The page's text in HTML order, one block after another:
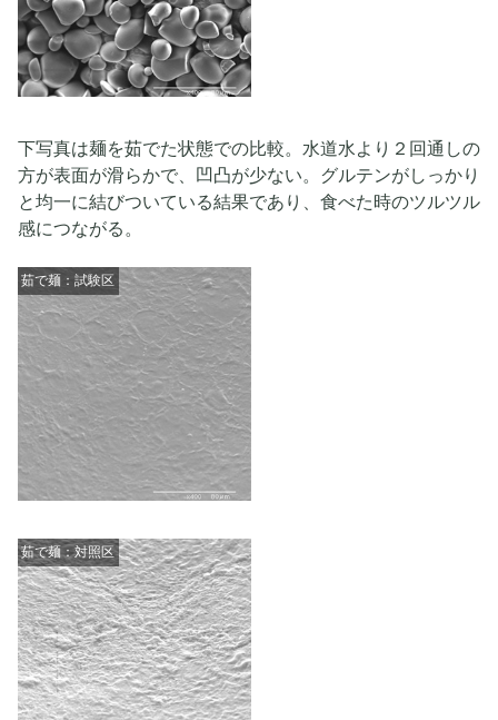
下写真は麺を茹でた状態での比較。水道水より２回通しの
方が表面が滑らかで、凹凸が少ない。グルテンがしっかり
と均一に結びついている結果であり、食べた時のツルツル
感につながる。
茹で麺：試験区
茹で麺：対照区